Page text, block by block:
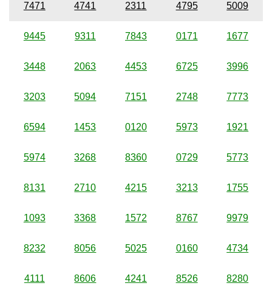
7471 4741 2311 4795 5009
9445 9311 7843 0171 1677
3448 2063 4453 6725 3996
3203 5094 7151 2748 7773
6594 1453 0120 5973 1921
5974 3268 8360 0729 5773
8131 2710 4215 3213 1755
1093 3368 1572 8767 9979
8232 8056 5025 0160 4734
4111 8606 4241 8526 8280